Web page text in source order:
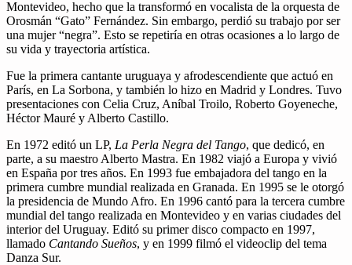
Montevideo, hecho que la transformó en vocalista de la orquesta de
Orosmán “Gato” Fernández. Sin embargo, perdió su trabajo por ser
una mujer “negra”. Esto se repetiría en otras ocasiones a lo largo de
su vida y trayectoria artística.
Fue la primera cantante uruguaya y afrodescendiente que actuó en
París, en La Sorbona, y también lo hizo en Madrid y Londres. Tuvo
presentaciones con Celia Cruz, Aníbal Troilo, Roberto Goyeneche,
Héctor Mauré y Alberto Castillo.
En 1972 editó un LP, La Perla Negra del Tango, que dedicó, en
parte, a su maestro Alberto Mastra. En 1982 viajó a Europa y vivió
en España por tres años. En 1993 fue embajadora del tango en la
primera cumbre mundial realizada en Granada. En 1995 se le otorgó
la presidencia de Mundo Afro. En 1996 cantó para la tercera cumbre
mundial del tango realizada en Montevideo y en varias ciudades del
interior del Uruguay. Editó su primer disco compacto en 1997,
llamado Cantando Sueños, y en 1999 filmó el videoclip del tema
Danza Sur.